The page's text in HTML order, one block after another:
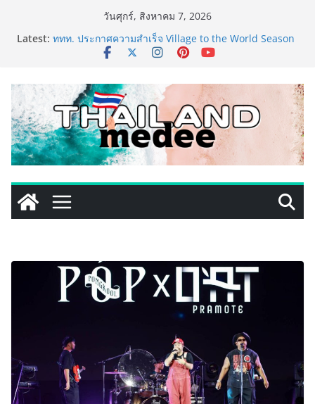
วันศุกร์, สิงหาคม 7, 2026
Latest: ททท. ประกาศความสำเร็จ Village to the World Season
5 ผนึก 9 พันธมิตร ขับเคลื่อน ESG Tourism สืบสานพระ
เหิงลี่ แมนูแฟคเจอริ่ง เทคโนโลยี (ไทยแลนด์) เปิดโรงงาน
แห่งใหม่ในชลบุรี เดินหน้าขยายฐานการผลิตสู่เอเชียตะวัน
ออกเฉียงใต้ เสริมแกร่งยุทธศาสตร์ระดับโลก
TECNO ประกาศทรานส์ฟอร์มจากเกมมิ่งโฟน สู่ไลฟ์สไตล์
แฟชั่นไอเท็ม เสิร์ฟใหญ่ปักหมุดแลนมาร์คใหม่กลางสถานี
MRT วาง POVA 8 Series จุดเริ่มต้นครั้งสำคัญ
PIPPER STANDARD® เปิดตัวแชมพูอาบน้ำ และ โฟมอาบ
แห้งสัตว์เลี้ยง ชูนวัตกรรมพลังธรรมชาติ “Zero-Residue”
เลียขนได้ ปลอดภัย ไร้สารตกค้าง
เริ่มแล้ว! อ.ต.ก.แฟร์ 4 ภาค @ภาคกลาง “มนต์เสน่ห์เกษตร
ไทย สู่ใจกลางมหานคร” ชวนชิม ช้อป สินค้าเกษตร